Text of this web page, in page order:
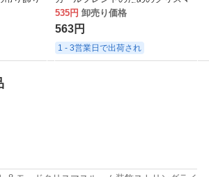
スギフトギフトバッグクリエイテ
ィブキャンディバッグ
535円 卸売り価格
563円
1 - 3営業日で出荷され